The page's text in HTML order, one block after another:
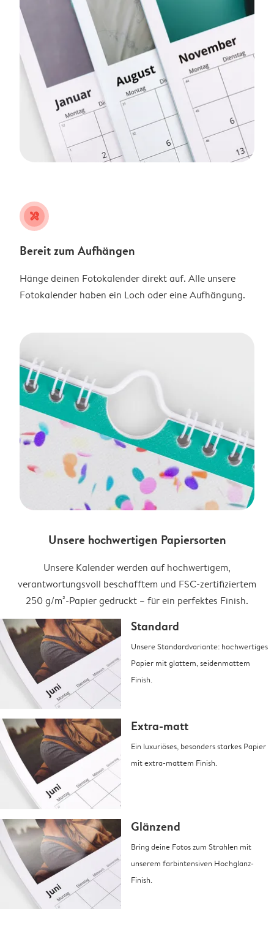
tools
Bereit zum Aufhängen
Hänge deinen Fotokalender direkt auf. Alle unsere
Fotokalender haben ein Loch oder eine Aufhängung.
Unsere hochwertigen Papiersorten
Unsere Kalender werden auf hochwertigem,
verantwortungsvoll beschafftem und FSC-zertifiziertem
250 g/m²-Papier gedruckt – für ein perfektes Finish.
Standard
Unsere Standardvariante: hochwertiges
Papier mit glattem, seidenmattem
Finish.
Extra-matt
Ein luxuriöses, besonders starkes Papier
mit extra-mattem Finish.
Glänzend
Bring deine Fotos zum Strahlen mit
unserem farbintensiven Hochglanz-
Finish.